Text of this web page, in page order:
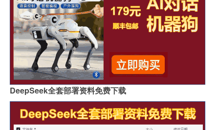
DeepSeek全套部署资料免费下载